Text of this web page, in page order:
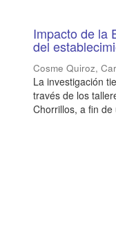
Impacto de la
del
Cosme Quiroz,
La investigación
través de los
Chorrillos, a fin de